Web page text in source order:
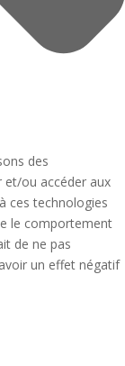
des
et/ou accéder aux
ces technologies
le comportement
de ne pas
un effet négatif